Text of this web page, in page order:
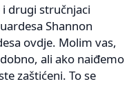
i drugi stručnjaci
Shannon
ovdje. Molim vas,
ali ako naiđemo
zaštićeni. To se